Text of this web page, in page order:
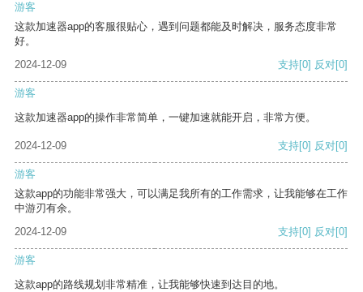
游客
这款加速器app的客服很贴心，遇到问题都能及时解决，服务态度非常
好。
2024-12-09
支持[0] 反对[0]
游客
这款加速器app的操作非常简单，一键加速就能开启，非常方便。
2024-12-09 支持[0] 反对[0]
游客
这款app的功能非常强大，可以满足我所有的工作需求，让我能够在工作
中游刃有余。
2024-12-09
支持[0] 反对[0]
游客
这款app的路线规划非常精准，让我能够快速到达目的地。